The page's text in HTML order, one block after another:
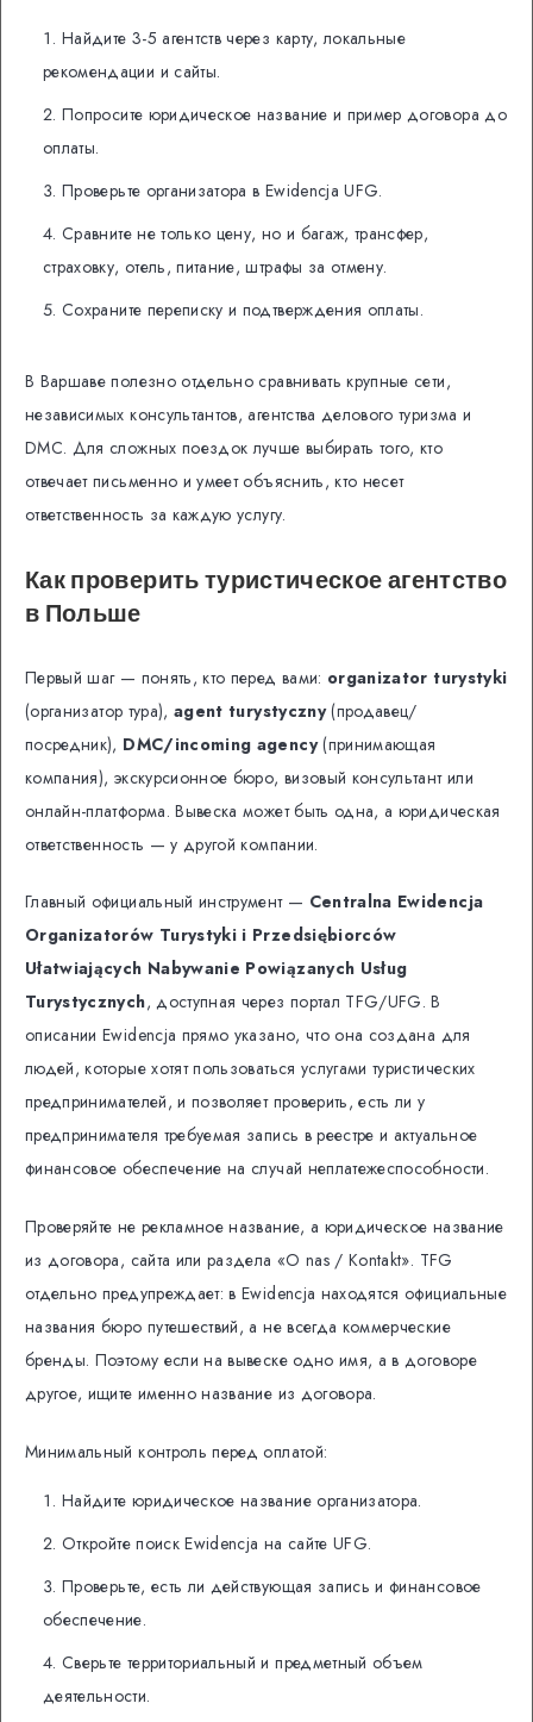
Найдите 3-5 агентств через карту, локальные
рекомендации и сайты.
Попросите юридическое название и пример договора до
оплаты.
Проверьте организатора в Ewidencja UFG.
Сравните не только цену, но и багаж, трансфер,
страховку, отель, питание, штрафы за отмену.
Сохраните переписку и подтверждения оплаты.
В Варшаве полезно отдельно сравнивать крупные сети,
независимых консультантов, агентства делового туризма и
DMC. Для сложных поездок лучше выбирать того, кто
отвечает письменно и умеет объяснить, кто несет
ответственность за каждую услугу.
Как проверить туристическое агентство
в Польше
Первый шаг — понять, кто перед вами: organizator turystyki
(организатор тура), agent turystyczny(продавец/
посредник), DMC/incoming agency(принимающая
компания), экскурсионное бюро, визовый консультант или
онлайн-платформа. Вывеска может быть одна, а юридическая
ответственность — у другой компании.
Главный официальный инструмент — Centralna Ewidencja
Organizatorów Turystyki i Przedsiębiorców
Ułatwiających Nabywanie Powiązanych Usług
Turystycznych, доступная через портал TFG/UFG. В
описании Ewidencja прямо указано, что она создана для
людей, которые хотят пользоваться услугами туристических
предпринимателей, и позволяет проверить, есть ли у
предпринимателя требуемая запись в реестре и актуальное
финансовое обеспечение на случай неплатежеспособности.
Проверяйте не рекламное название, а юридическое название
из договора, сайта или раздела «O nas / Kontakt». TFG
отдельно предупреждает: в Ewidencja находятся официальные
названия бюро путешествий, а не всегда коммерческие
бренды. Поэтому если на вывеске одно имя, а в договоре
другое, ищите именно название из договора.
Минимальный контроль перед оплатой:
Найдите юридическое название организатора.
Откройте поиск Ewidencja на сайте UFG.
Проверьте, есть ли действующая запись и финансовое
обеспечение.
Сверьте территориальный и предметный объем
деятельности.